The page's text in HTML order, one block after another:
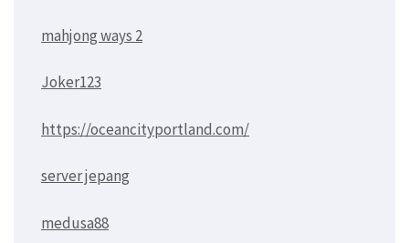
mahjong ways 2
Joker123
https://oceancityportland.com/
server jepang
medusa88